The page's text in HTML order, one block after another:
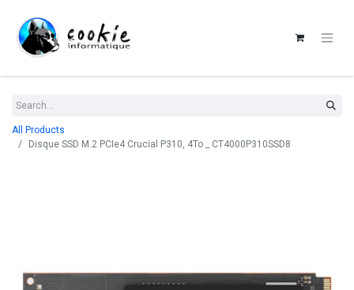
All Products
Disque SSD M.2 PCIe4 Crucial P310, 4To _ CT4000P310SSD8